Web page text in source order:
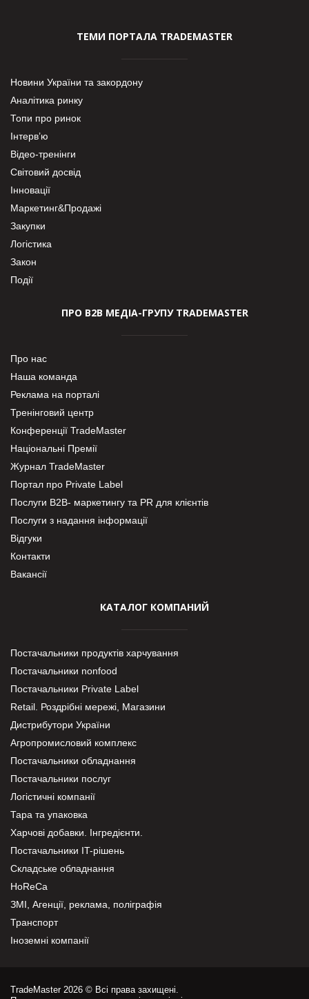
ТЕМИ ПОРТАЛА TRADEMASTER
Новини України та закордону
Аналітика ринку
Топи про ринок
Інтерв’ю
Відео-тренінги
Світовий досвід
Інновації
Маркетинг&Продажі
Закупки
Логістика
Закон
Події
ПРО В2В МЕДІА-ГРУПУ TRADEMASTER
Про нас
Наша команда
Реклама на порталі
Тренінговий центр
Конференції TradeMaster
Національні Премії
Журнал TradeMaster
Портал про Private Label
Послуги В2В- маркетингу та PR для клієнтів
Послуги з надання інформації
Відгуки
Контакти
Вакансії
КАТАЛОГ КОМПАНИЙ
Постачальники продуктів харчування
Постачальники nonfood
Постачальники Private Label
Retail. Роздрібні мережі, Магазини
Дистрибутори України
Агропромисловий комплекс
Постачальники обладнання
Постачальники послуг
Логістичні компанії
Тара та упаковка
Харчові добавки. Інгредієнти.
Постачальники IT-рішень
Складське обладнання
HoReCa
ЗМІ, Агенції, реклама, поліграфія
Транспорт
Іноземні компанії
TradeMaster 2026 © Всі права захищені.